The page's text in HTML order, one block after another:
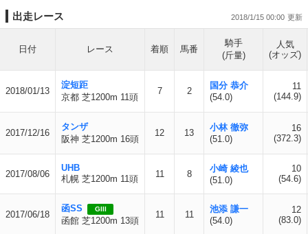
出走レース 2018/1/15 00:00
日付 レース 着順 馬番
騎手
(斤量)
人気
(オッズ)
2018/01/13
淀短距
京都 芝1200m 11頭
7 2
国分 恭介
(54.0)
11
(144.9)
2017/12/16
タンザ
阪神 芝1200m 16頭
12 13
小林 徹弥
(51.0)
16
(372.3)
2017/08/06
UHB
札幌 芝1200m 11頭
11 8
小崎 綾也
(51.0)
10
(54.6)
2017/06/18
函SS GIII
函館 芝1200m 13頭
11 11
池添 謙一
(54.0)
12
(83.0)